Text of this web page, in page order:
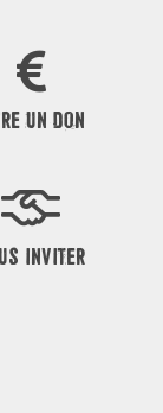
UN DON
INVITER